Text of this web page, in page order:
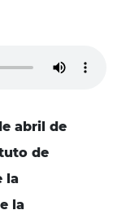
abril de
de
la
la